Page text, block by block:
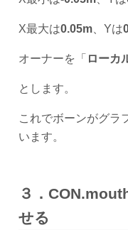
X最大は0.05m、Yは
オーナーを「 ローカ
とします。
これでボーンがグラ
います。
３．
せる